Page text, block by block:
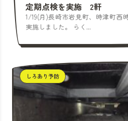
定期点検を実施 2軒
1/19(月)長崎市岩見町、時津町西
実施しました。 らく...
しろあり予防